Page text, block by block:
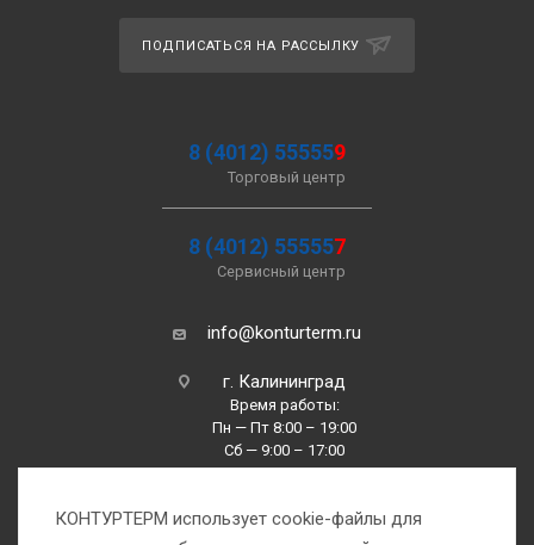
ПОДПИСАТЬСЯ НА РАССЫЛКУ
8 (4012) 555559
Торговый центр
8 (4012) 555557
Сервисный центр
info@konturterm.ru
г. Калининград
Время работы:
Пн — Пт 8:00 – 19:00
Сб — 9:00 – 17:00
Вс —10:00 – 16:00
КОНТУРТЕРМ использует cookie-файлы для